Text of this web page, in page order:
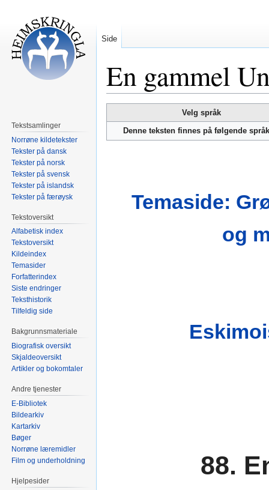
En gammel
til
navigering
til
Velg språk
Denne teksten finnes på følgende
Temaside:
og
88.
Side
Tekstsamlinger
Norrøne kildetekster
Tekster på dansk
Tekster på norsk
Tekster på svensk
Tekster på islandsk
Tekster på færøysk
Tekstoversikt
Alfabetisk index
Tekstoversikt
Kildeindex
Temasider
Forfatterindex
Siste endringer
Teksthistorik
Tilfeldig side
Bakgrunnsmateriale
Biografisk oversikt
Skjaldeoversikt
Artikler og bokomtaler
Andre tjenester
E-Bibliotek
Bildearkiv
Kartarkiv
Bøger
Norrøne læremidler
Film og underholdning
Hjelpesider